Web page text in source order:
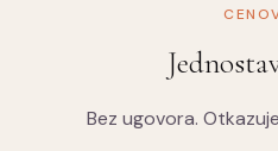
Bez ugovora.